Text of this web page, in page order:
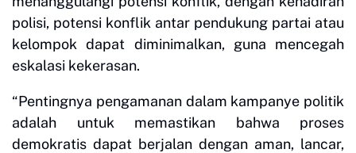
polisi, potensi konflik antar pendukung partai atau
kelompok dapat diminimalkan, guna mencegah
eskalasi kekerasan.
“Pentingnya pengamanan dalam kampanye politik
adalah untuk memastikan bahwa proses
demokratis dapat berjalan dengan aman, lancar,